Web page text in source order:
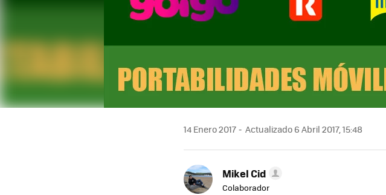
14 Enero 2017 Actualizado 6 Abril 2017, 15:48
Mikel Cid
Colaborador